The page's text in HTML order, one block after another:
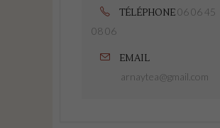
TÉLÉPHONE06 06 45
08 06
EMAIL
arnaytea@gmail.com